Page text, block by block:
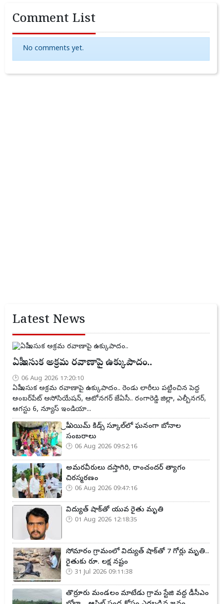
Comment List
No comments yet.
Latest News
ఏపీ ఇసుక అక్రమ రవాణాపై ఉక్కుపాదం..
06 Aug 2026 17:20:10
ఏపీ ఇసుక అక్రమ రవాణాపై ఉక్కుపాదం.. రెండు లారీలు పట్టించిన పెద్ద
అంబర్‌పేట్ అసోసియేషన్, ఆటోనగర్ జేఏసీ.. రంగారెడ్డి జిల్లా, ఎల్బీనగర్,
ఆగస్టు 6, న్యూస్ ఇండియా...
ప్రీ ఎయిమ్ కిడ్స్ స్కూల్‌లో ఘనంగా బోనాల
సంబరాలు
06 Aug 2026 09:52:16
అమరవీరులు దస్తాగిరి, రాంచందర్ త్యాగం
చిరస్మరణం
06 Aug 2026 09:47:16
విద్యుత్ షాక్‌తో యువ రైతు మృతి
01 Aug 2026 12:18:35
సోమారం గ్రామంలో విద్యుత్ షాక్‌తో 7 గోర్లు మృతి..
రైతుకు రూ. లక్ష నష్టం
31 Jul 2026 09:11:38
తొర్రూరు మండలం మాటేడు గ్రామ స్టేజి వద్ద డీసీఎం